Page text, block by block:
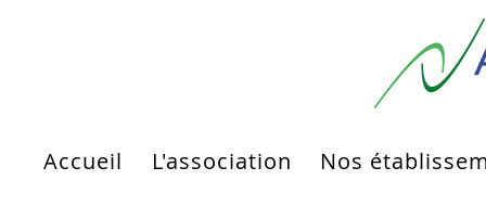
Accueil L'association Nos